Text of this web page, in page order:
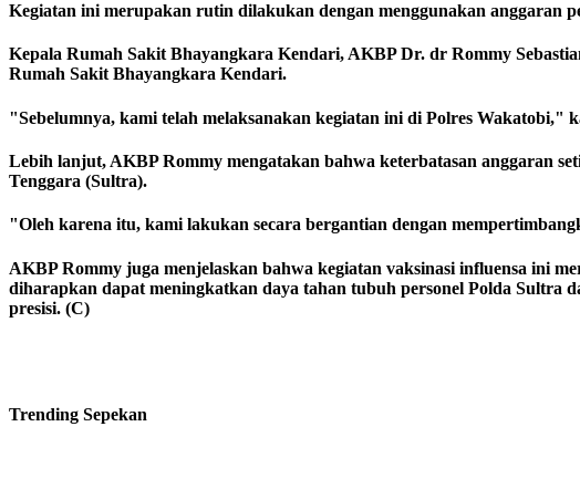
Kegiatan ini merupakan rutin dilakukan dengan menggunakan anggaran
Kepala Rumah Sakit Bhayangkara Kendari, AKBP Dr. dr Rommy
Rumah Sakit Bhayangkara Kendari.
"Sebelumnya, kami telah melaksanakan kegiatan ini di Polres Wakatobi,"
Lebih lanjut, AKBP Rommy mengatakan bahwa keterbatasan anggaran
Tenggara (Sultra).
"Oleh karena itu, kami lakukan secara bergantian dengan
AKBP Rommy juga menjelaskan bahwa kegiatan vaksinasi influensa ini
diharapkan dapat meningkatkan daya tahan tubuh personel Polda Sultra
presisi. (C)
Trending Sepekan